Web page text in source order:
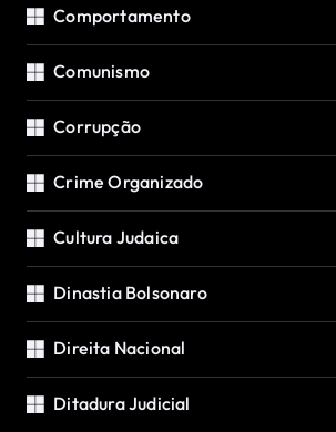
Comportamento
Comunismo
Corrupção
Crime Organizado
Cultura Judaica
Dinastia Bolsonaro
Direita Nacional
Ditadura Judicial